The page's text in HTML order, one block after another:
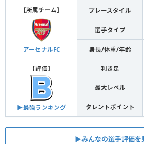
【所属チーム】
アーセナルFC
プレースタイル
選手タイプ
身長/体重/年齢
【評価】
▶︎最強ランキング
利き足
最大レベル
タレントポイント
▶︎みんなの選手評価を